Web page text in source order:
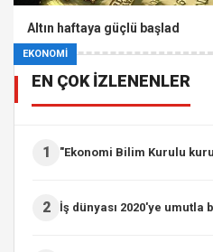
EKONOMİ
Altın haftaya güçlü başlad
EN ÇOK İZLENENLER
1 "Ekonomi Bilim Kurulu
2 İş dünyası 2020'ye umutla